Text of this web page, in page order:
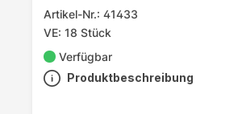
Artikel-Nr.: 41433
VE: 18 Stück
Verfügbar
Produktbeschreibung